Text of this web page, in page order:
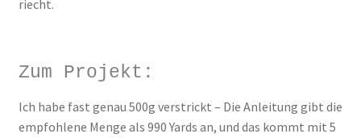
riecht.
Zum Projekt:
Ich habe fast genau 500g verstrickt – Die Anleitung gibt die
empfohlene Menge als 990 Yards an, und das kommt mit 5